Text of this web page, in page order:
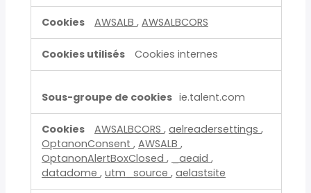
AWSALB , AWSALBCORS
Cookies internes
ie.talent.com
AWSALBCORS , aelreadersettings ,
OptanonConsent , AWSALB ,
OptanonAlertBoxClosed , _aeaid ,
datadome , utm_source , aelastsite